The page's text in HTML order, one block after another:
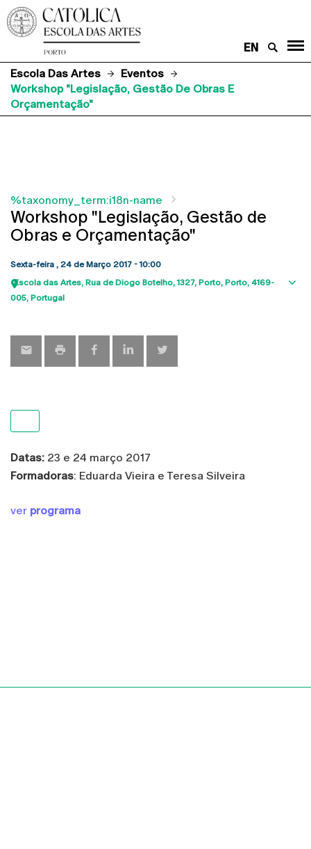
EN
Escola Das Artes
Eventos
Workshop "Legislação, Gestão De Obras E
Orçamentação"
%taxonomy_term:i18n-name
Workshop "Legislação, Gestão de
Obras e Orçamentação"
Sexta-feira , 24 de Março 2017 - 10:00
Escola das Artes Rua de Diogo Botelho, 1327 Porto Porto 4169-
005 Portugal
Datas: 23 e 24 março 2017
Formadoras: Eduarda Vieira e Teresa Silveira
ver programa